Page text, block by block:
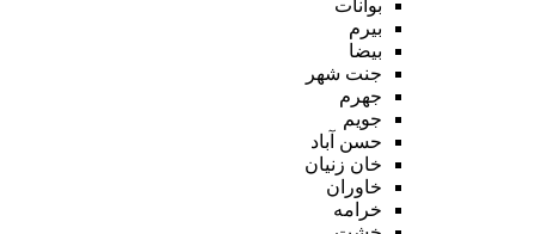
بوانات
بیرم
بیضا
جنت شهر
جهرم
جویم
حسن آباد
خان زنیان
خاوران
خرامه